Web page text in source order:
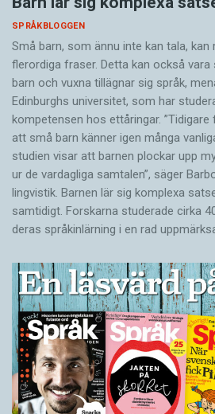
SPRÅKBLOGGEN
Små barn, som ännu inte kan tala, kan
flerordiga fraser. Detta kan också vara
barn och vuxna tillägnar sig språk,
Edinburghs universitet, som har
kompetensen hos ettåringar.
att små barn känner igen många
studien visar att barnen plockar upp
ur de vardagliga samtalen”, säger
lingvistik. Barnen lär sig komplexa
samtidigt. Forskarna studerade cirka
deras språkinlärning i en rad